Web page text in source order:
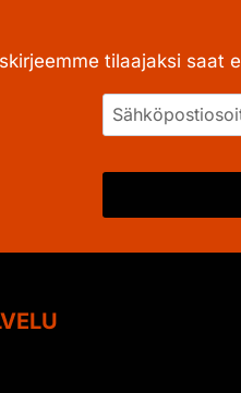
tilaajaksi saat